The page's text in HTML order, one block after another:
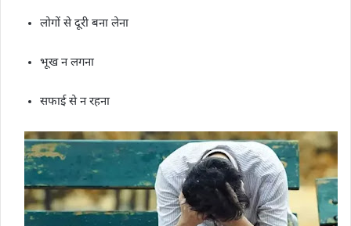
लोगों से दूरी बना लेना
भूख न लगना
सफाई से न रहना